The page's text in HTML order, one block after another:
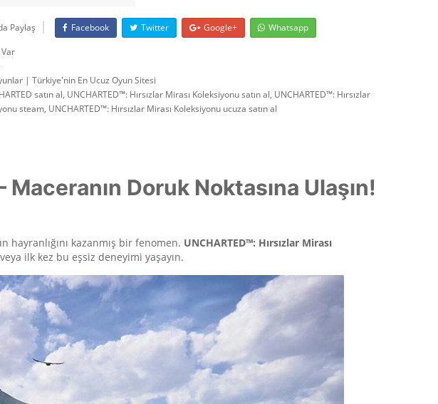
Paylaş Facebook Twitter Google+
Whatsapp
| Türkiye'nin En Ucuz Oyun Sitesi
satın al, UNCHARTED™: Hırsızlar Mirası Koleksiyonu satın al, UNCHARTED™: Hırsızlar
steam, UNCHARTED™: Hırsızlar Mirası Koleksiyonu ucuza satın al
Maceranın Doruk Noktasına Ulaşın!
kazanmış bir fenomen. UNCHARTED™: Hırsızlar Mirası
ilk kez bu eşsiz deneyimi yaşayın.